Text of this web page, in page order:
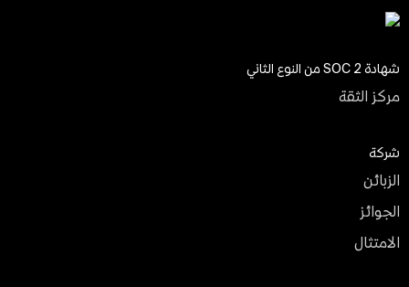
شهادة SOC 2 من النوع الثاني
مركز الثقة
شركة
الزبائن
الجوائز
الامتثال